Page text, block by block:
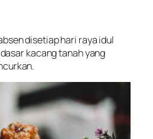
disetiap hari raya idul
kacang tanah yang